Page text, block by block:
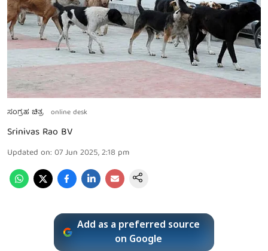
ಸಂಗ್ರಹ ಚಿತ್ರ online desk
Srinivas Rao BV
Updated on: 07 Jun 2025, 2:18 pm
Add as a preferred source
on Google